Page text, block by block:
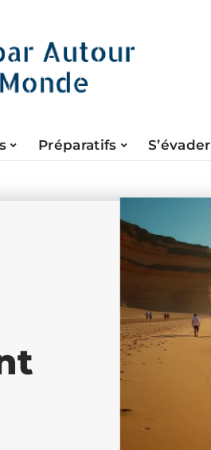
Préparatifs S’évader